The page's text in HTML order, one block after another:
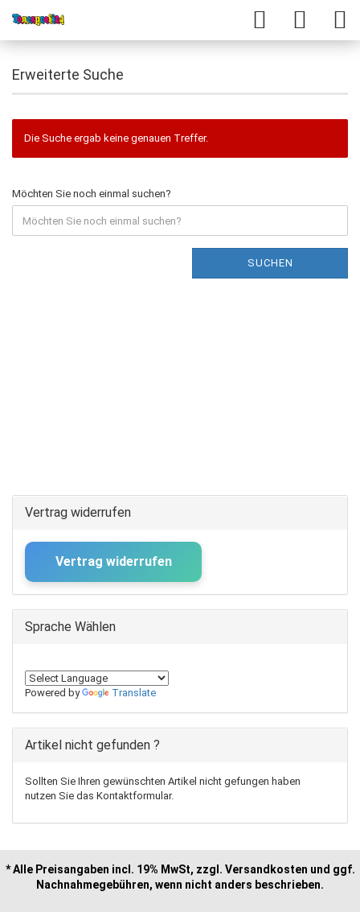
Erweiterte Suche
Die Suche ergab keine genauen Treffer.
Möchten Sie noch einmal suchen?
SUCHEN
Vertrag widerrufen
Vertrag widerrufen
Sprache Wählen
Powered by Translate
Artikel nicht gefunden ?
Sollten Sie Ihren gewünschten Artikel nicht gefungen haben
nutzen Sie das Kontaktformular.
* Alle Preisangaben incl. 19% MwSt, zzgl. Versandkosten und ggf.
Nachnahmegebühren, wenn nicht anders beschrieben.